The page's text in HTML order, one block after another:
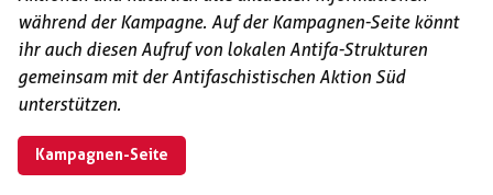
während der Kampagne. Auf der Kampagnen-Seite könnt
ihr auch diesen Aufruf von lokalen Antifa-Strukturen
gemeinsam mit der Antifaschistischen Aktion Süd
unterstützen.
Kampagnen-Seite